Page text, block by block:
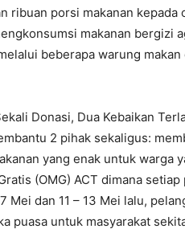
ribuan porsi makanan
makanan bergizi
beberapa warung
Donasi, Dua Kebaikan
2 pihak sekaligus:
yang enak untuk warga
(OMG) ACT dimana
Mei dan 11 – 13 Mei lalu,
puasa untuk masyarakat